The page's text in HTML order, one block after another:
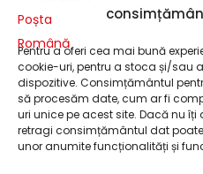
Pentru a oferi cea mai bună
cookie-uri, pentru a stoca și/sau
dispozitive. Consimțământul
să procesăm date, cum ar fi
uri unice pe acest site. Dacă nu
retragi consimțământul dat
unor anumite funcționalități și
Dacă ești interesat/ă
post, apăsați butonul
formularulcunumele,
adresa
documentele
Pentru încărcarea